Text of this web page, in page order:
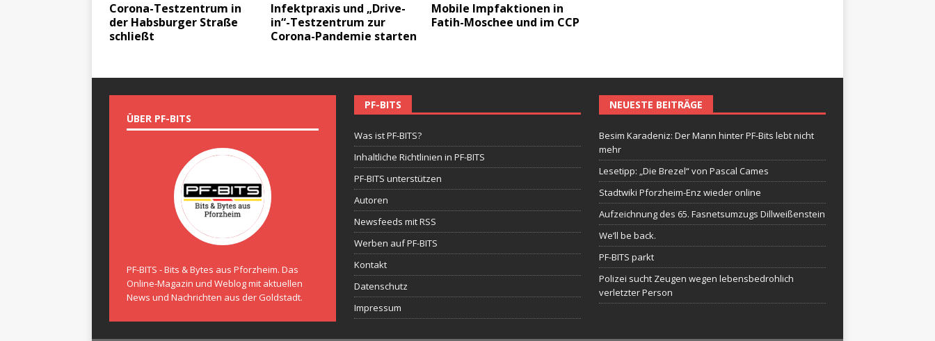
Corona-Testzentrum in
der Habsburger Straße
schließt
Infektpraxis und „Drive-
in“-Testzentrum zur
Corona-Pandemie starten
Mobile Impfaktionen in
Fatih-Moschee und im CCP
ÜBER PF-BITS
PF-BITS - Bits & Bytes aus Pforzheim. Das
Online-Magazin und Weblog mit aktuellen
News und Nachrichten aus der Goldstadt.
PF-BITS
Was ist PF-BITS?
Inhaltliche Richtlinien in PF-BITS
PF-BITS unterstützen
Autoren
Newsfeeds mit RSS
Werben auf PF-BITS
Kontakt
Datenschutz
Impressum
NEUESTE BEITRÄGE
Besim Karadeniz: Der Mann hinter PF-Bits lebt nicht
mehr
Lesetipp: „Die Brezel“ von Pascal Cames
Stadtwiki Pforzheim-Enz wieder online
Aufzeichnung des 65. Fasnetsumzugs Dillweißenstein
We’ll be back.
PF-BITS parkt
Polizei sucht Zeugen wegen lebensbedrohlich
verletzter Person